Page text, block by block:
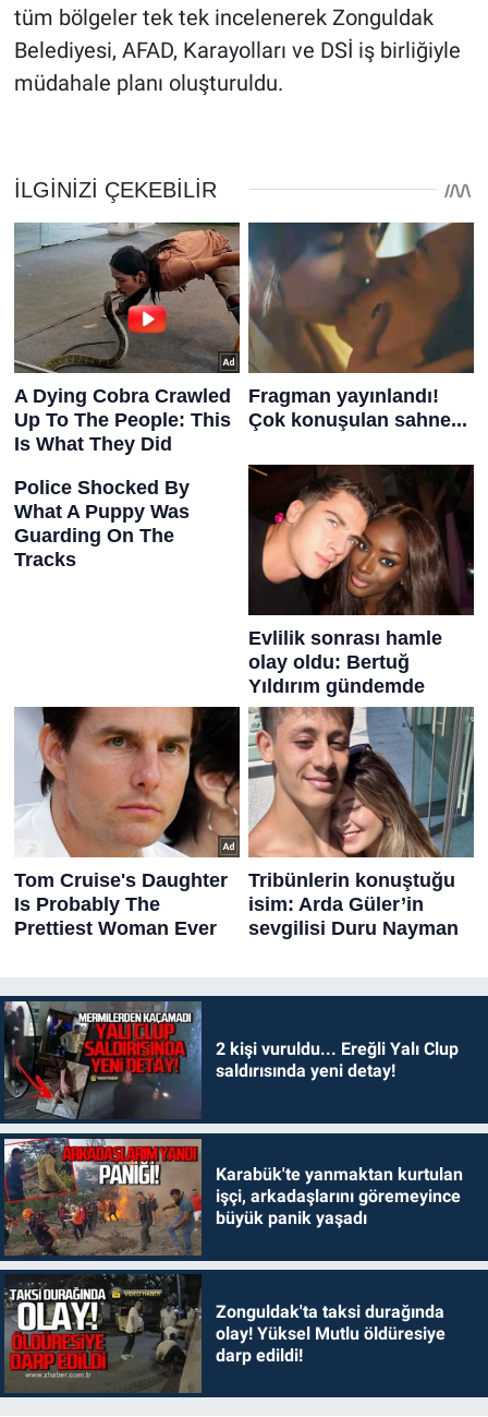
tüm bölgeler tek tek incelenerek Zonguldak
Belediyesi, AFAD, Karayolları ve DSİ iş birliğiyle
müdahale planı oluşturuldu.
2 kişi vuruldu... Ereğli Yalı Clup
saldırısında yeni detay!
Karabük'te yanmaktan kurtulan
işçi, arkadaşlarını göremeyince
büyük panik yaşadı
Zonguldak'ta taksi durağında
olay! Yüksel Mutlu öldüresiye
darp edildi!